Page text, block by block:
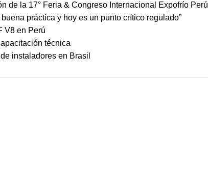
de la 17° Feria & Congreso Internacional Expofrío Perú
práctica y hoy es un punto crítico regulado”
V8 en Perú
técnica
instaladores en Brasil